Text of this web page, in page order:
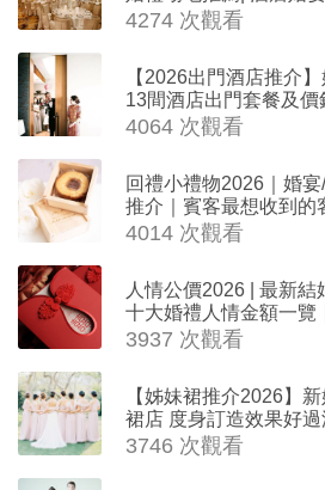
4274 次觀看
【2026出門酒店推介
13間酒店出門套餐及價
4064 次觀看
回禮小禮物2026｜婚
推介｜賓客最想收到的
妹禮物（持續更新）
4014 次觀看
人情公價2026 | 最新結
十大婚禮人情金額一覽
法
3937 次觀看
【姊妹裙推介2026】
裙店 度身訂造效果好
3746 次觀看